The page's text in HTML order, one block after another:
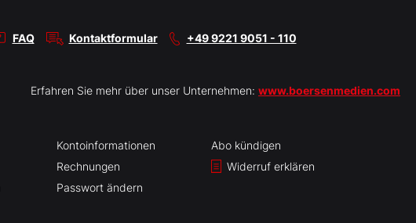
FAQ Kontaktformular +49 9221 9051 - 110
Erfahren Sie mehr über unser Unternehmen: www.boersenmedien.com
Kontoinformationen
Rechnungen
Passwort ändern
Abo kündigen
Widerruf erklären